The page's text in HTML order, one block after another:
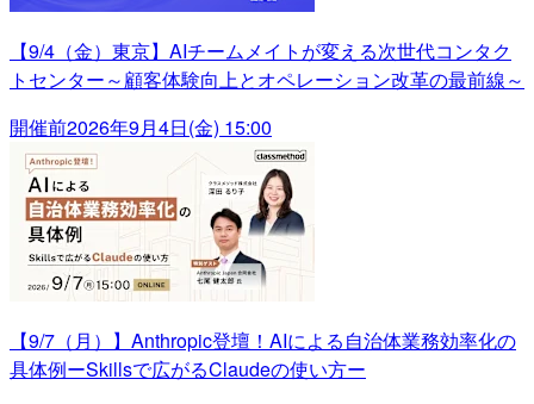
【9/4（金）東京】AIチームメイトが変える次世代コンタク
トセンター～顧客体験向上とオペレーション改革の最前線～
開催前2026年9月4日(金) 15:00
【9/7（月）】Anthropic登壇！AIによる自治体業務効率化の
具体例ーSkillsで広がるClaudeの使い方ー